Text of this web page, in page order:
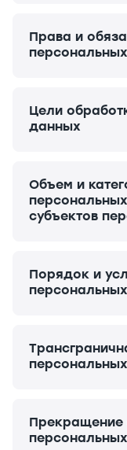
Права и
Цели
данных
Объем и
субъектов
Порядок и
Прекращение